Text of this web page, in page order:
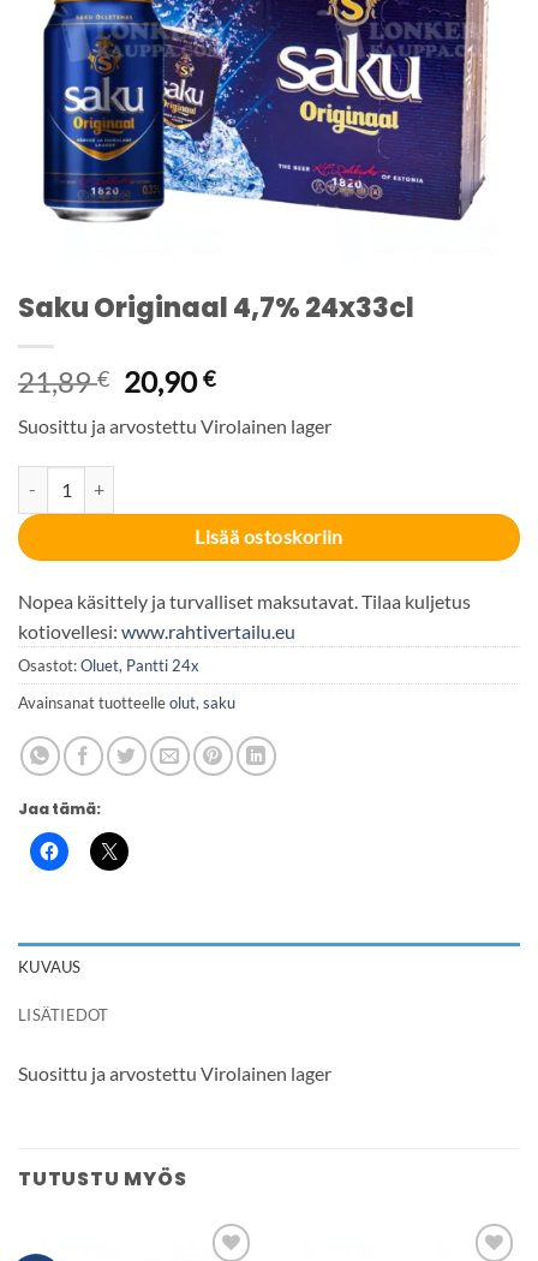
Saku Originaal 4,7% 24x33cl
21,89€ Alkuperäinen
hinta
oli:
20,90€Nykyinen
on:
Suosittu ja arvostettu Virolainen lager
Lisää ostoskoriin
Nopea käsittely ja turvalliset maksutavat. Tilaa kuljetus
kotiovellesi: www.rahtivertailu.eu
Osastot:Oluet, Pantti 24x
Avainsanat tuotteelleolut, saku
Jaa tämä:
KUVAUS
LISÄTIEDOT
Suosittu ja arvostettu Virolainen lager
TUTUSTU MYÖS